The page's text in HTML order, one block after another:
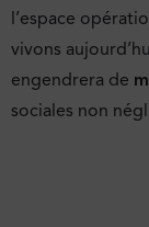
l’espace
vivons
engendrera de
sociales non